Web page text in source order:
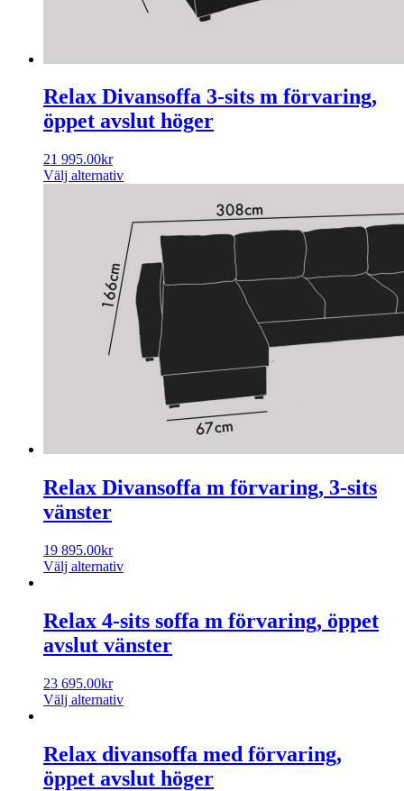
Relax Divansoffa 3-sits m förvaring,
öppet avslut höger
21 995.00kr
Välj alternativ
Relax Divansoffa m förvaring, 3-sits
vänster
19 895.00kr
Välj alternativ
Relax 4-sits soffa m förvaring, öppet
avslut vänster
23 695.00kr
Välj alternativ
Relax divansoffa med förvaring,
öppet avslut höger